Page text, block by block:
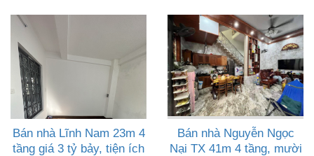
Bán nhà Lĩnh Nam 23m 4
tầng giá 3 tỷ bảy, tiện ích
Bán nhà Nguyễn Ngọc
Nại TX 41m 4 tầng, mười